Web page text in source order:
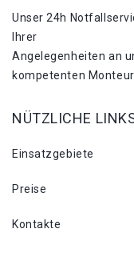
Unser 24h
Ihrer
Angelegenheiten an
kompetenten
NÜTZLICHE
Einsatzgebiete
Preise
Kontakte